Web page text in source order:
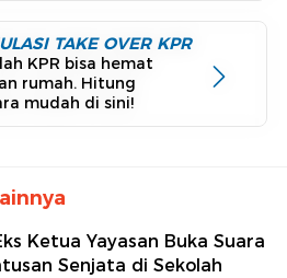
TAKE OVER KPR
KPR bisa hemat
rumah. Hitung
mudah di sini!
Ketua Yayasan Buka Suara
Senjata di Sekolah